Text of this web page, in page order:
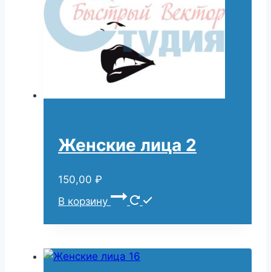
Женские лица 2
150,00 ₽
В корзину